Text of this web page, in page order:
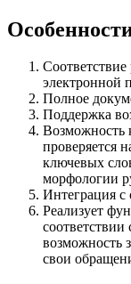
электронной
Полное
Поддержка
Возможность
проверяется
ключевых
морфологии
Интеграция с
Реализует
возможность
свои